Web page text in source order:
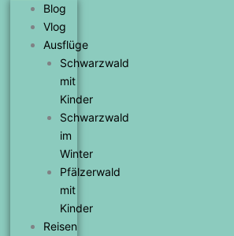
Blog
Vlog
Ausflüge
Schwarzwald
mit
Kinder
Schwarzwald
im
Winter
Pfälzerwald
mit
Kinder
Reisen